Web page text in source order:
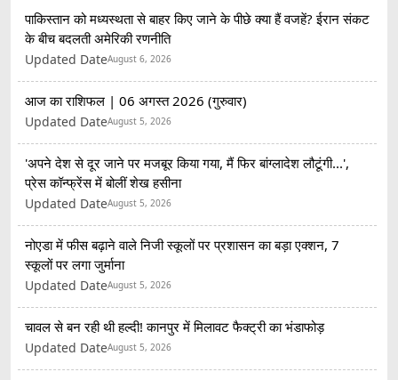
पाकिस्तान को मध्यस्थता से बाहर किए जाने के पीछे क्या हैं वजहें? ईरान संकट
के बीच बदलती अमेरिकी रणनीति
Updated DateAugust 6, 2026
आज का राशिफल | 06 अगस्त 2026 (गुरुवार)
Updated DateAugust 5, 2026
'अपने देश से दूर जाने पर मजबूर किया गया, मैं फिर बांग्लादेश लौटूंगी...',
प्रेस कॉन्फ्रेंस में बोलीं शेख हसीना
Updated DateAugust 5, 2026
नोएडा में फीस बढ़ाने वाले निजी स्कूलों पर प्रशासन का बड़ा एक्शन, 7
स्कूलों पर लगा जुर्माना
Updated DateAugust 5, 2026
चावल से बन रही थी हल्दी! कानपुर में मिलावट फैक्ट्री का भंडाफोड़
Updated DateAugust 5, 2026